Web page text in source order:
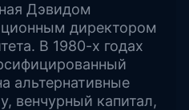
Дэвидом
директором
В 1980-х годах
альтернативные
венчурный капитал,